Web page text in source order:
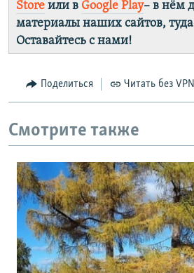
Store или в Google Play– в нём
материалы наших сайтов,
Оставайтесь с нами!
Поделиться Читать без VPN
Смотрите также